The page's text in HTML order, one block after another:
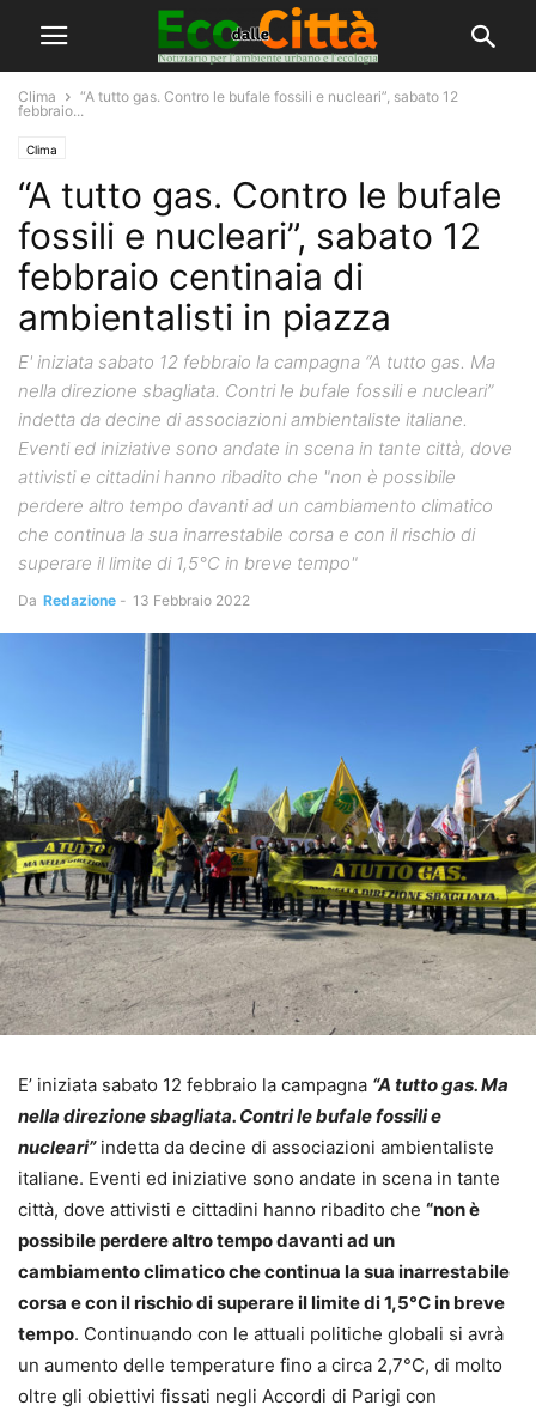
Clima
“A tutto gas. Contro le bufale fossili e nucleari”, sabato 12
febbraio...
Clima
“A tutto gas. Contro le bufale
fossili e nucleari”, sabato 12
febbraio centinaia di
ambientalisti in piazza
E' iniziata sabato 12 febbraio la campagna “A tutto gas. Ma
nella direzione sbagliata. Contri le bufale fossili e nucleari”
indetta da decine di associazioni ambientaliste italiane.
Eventi ed iniziative sono andate in scena in tante città, dove
attivisti e cittadini hanno ribadito che "non è possibile
perdere altro tempo davanti ad un cambiamento climatico
che continua la sua inarrestabile corsa e con il rischio di
superare il limite di 1,5°C in breve tempo"
Da Redazione - 13 Febbraio 2022
E’ iniziata sabato 12 febbraio la campagna “A tutto gas. Ma
nella direzione sbagliata. Contri le bufale fossili e
nucleari”indetta da decine di associazioni ambientaliste
italiane. Eventi ed iniziative sono andate in scena in tante
città, dove attivisti e cittadini hanno ribadito che “non è
possibile perdere altro tempo davanti ad un
cambiamento climatico che continua la sua inarrestabile
corsa e con il rischio di superare il limite di 1,5°C in breve
tempo. Continuando con le attuali politiche globali si avrà
un aumento delle temperature fino a circa 2,7°C, di molto
oltre gli obiettivi fissati negli Accordi di Parigi con